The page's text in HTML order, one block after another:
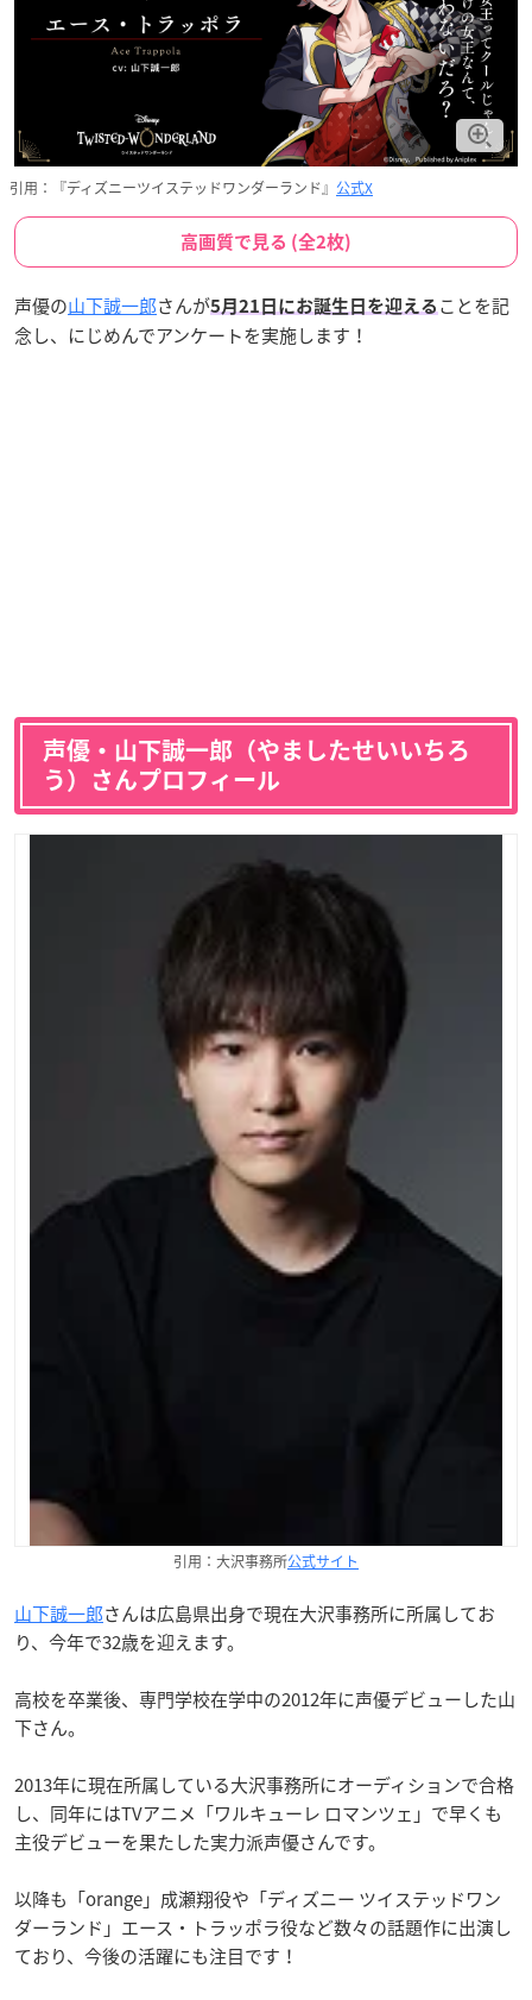
引用：『ディズニーツイステッドワンダーランド』 公式X
高画質で見る (全2枚)
声優の山下誠一郎さんが5月21日にお誕生日を迎える ことを記
念し、にじめんでアンケートを実施します！
声優・山下誠一郎（やましたせいいちろ
う）さんプロフィール
引用：大沢事務所公式サイト
山下誠一郎さんは広島県出身で現在大沢事務所に所属してお
り、今年で32歳を迎えます。
高校を卒業後、専門学校在学中の2012年に声優デビューした山
下さん。
2013年に現在所属している大沢事務所にオーディションで合格
し、同年にはTVアニメ「ワルキューレ ロマンツェ」で早くも
主役デビューを果たした実力派声優さんです。
以降も「orange」成瀬翔役や「ディズニー ツイステッドワン
ダーランド」エース・トラッポラ役など数々の話題作に出演し
ており、今後の活躍にも注目です！